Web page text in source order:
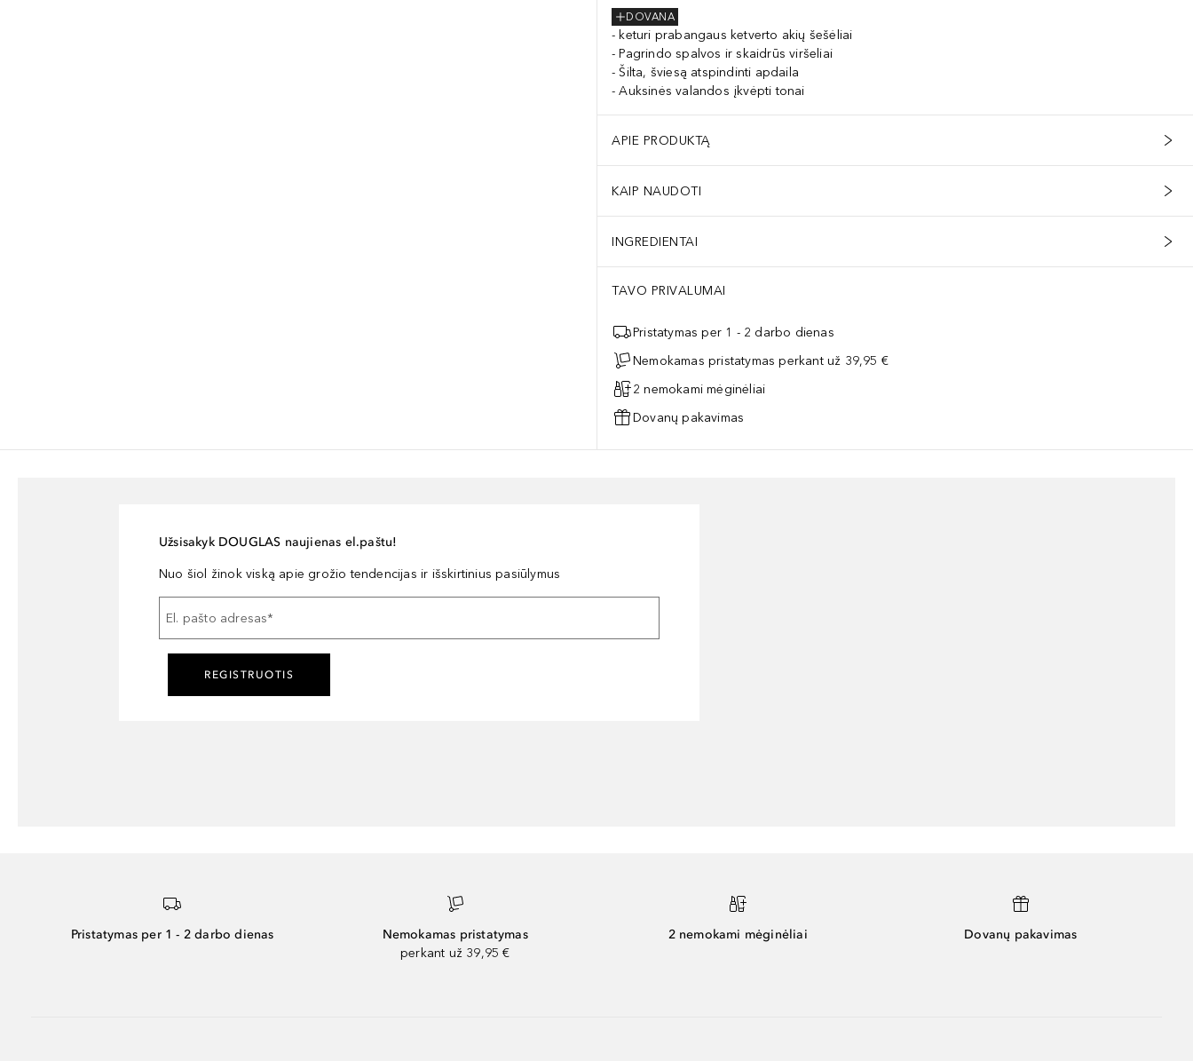
DOVANA
keturi prabangaus ketverto akių šešėliai
Pagrindo spalvos ir skaidrūs viršeliai
Šilta, šviesą atspindinti apdaila
Auksinės valandos įkvėpti tonai
APIE PRODUKTĄ
KAIP NAUDOTI
INGREDIENTAI
TAVO PRIVALUMAI
Pristatymas per 1 - 2 darbo dienas
Nemokamas pristatymas perkant už 39,95 €
2 nemokami mėginėliai
Dovanų pakavimas
Užsisakyk DOUGLAS naujienas el.paštu!
Nuo šiol žinok viską apie grožio tendencijas ir išskirtinius pasiūlymus
El. pašto adresas*
REGISTRUOTIS
Pristatymas per 1 - 2 darbo dienas
Nemokamas pristatymas
perkant už 39,95 €
2 nemokami mėginėliai Dovanų pakavimas